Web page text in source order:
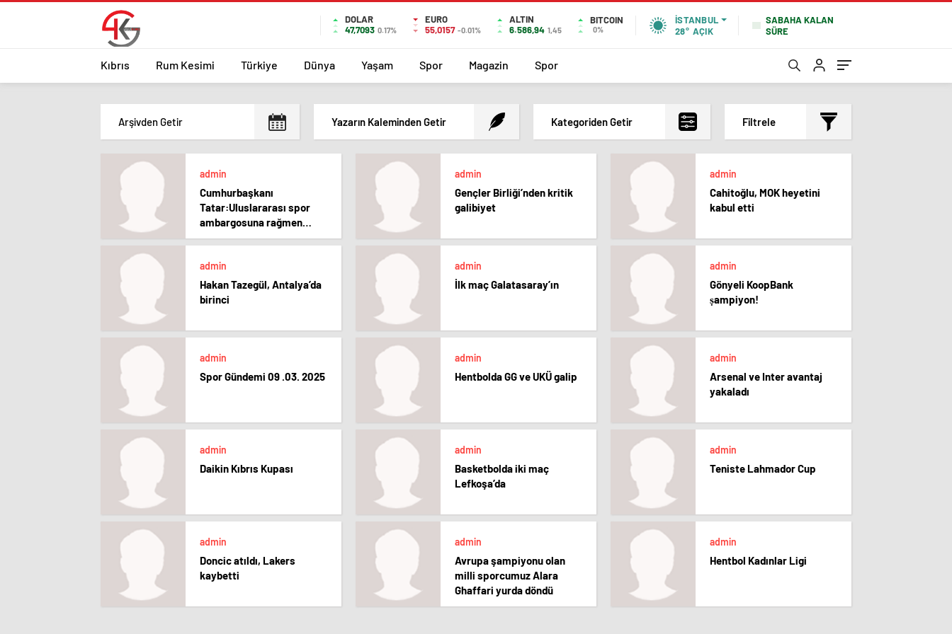
DOLAR
47,7093 0.17%
EURO
55,0157 -0.01%
ALTIN
6.586,94 1,45
BITCOIN
0%
İSTANBUL
28° AÇIK
SABAHA KALAN
SÜRE
Kıbrıs Rum Kesimi Türkiye Dünya Yaşam Spor Magazin Spor
Yazarın Kaleminden Getir Kategoriden Getir Filtrele
En çok okunanlar
Yorum Sayısına Göre
En eskiler
admin
Cumhurbaşkanı
Tatar:Uluslararası spor
ambargosuna rağmen
ülkede sporun gelişmesi
admin
Gençler Birliği’nden kritik
galibiyet
admin
Cahitoğlu, MOK heyetini
kabul etti
admin
Hakan Tazegül, Antalya’da
birinci
admin
İlk maç Galatasaray’ın
admin
Gönyeli KoopBank
ṣampiyon!
admin
Spor Gündemi 09 .03. 2025
admin
Hentbolda GG ve UKÜ galip
admin
Arsenal ve Inter avantaj
yakaladı
admin
Daikin Kıbrıs Kupası
admin
Basketbolda iki maç
Lefkoşa’da
admin
Teniste Lahmador Cup
admin
Doncic atıldı, Lakers
kaybetti
admin
Avrupa şampiyonu olan
milli sporcumuz Alara
Ghaffari yurda döndü
admin
Hentbol Kadınlar Ligi